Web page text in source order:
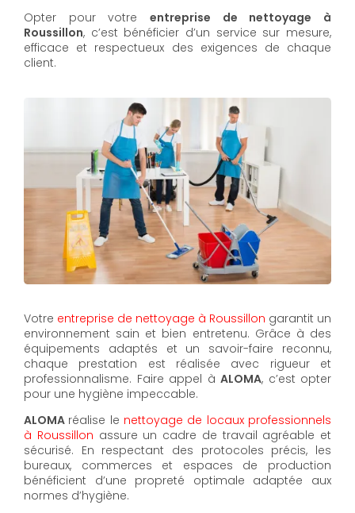
Opter pour votre entreprise de nettoyage à
Roussillon, c’est bénéficier d’un service sur mesure,
efficace et respectueux des exigences de chaque
client.
Votre entreprise de nettoyage à Roussillon garantit un
environnement sain et bien entretenu. Grâce à des
équipements adaptés et un savoir-faire reconnu,
chaque prestation est réalisée avec rigueur et
professionnalisme. Faire appel à ALOMA, c’est opter
pour une hygiène impeccable.
ALOMA réalise le nettoyage de locaux professionnels
à Roussillon assure un cadre de travail agréable et
sécurisé. En respectant des protocoles précis, les
bureaux, commerces et espaces de production
bénéficient d’une propreté optimale adaptée aux
normes d’hygiène.